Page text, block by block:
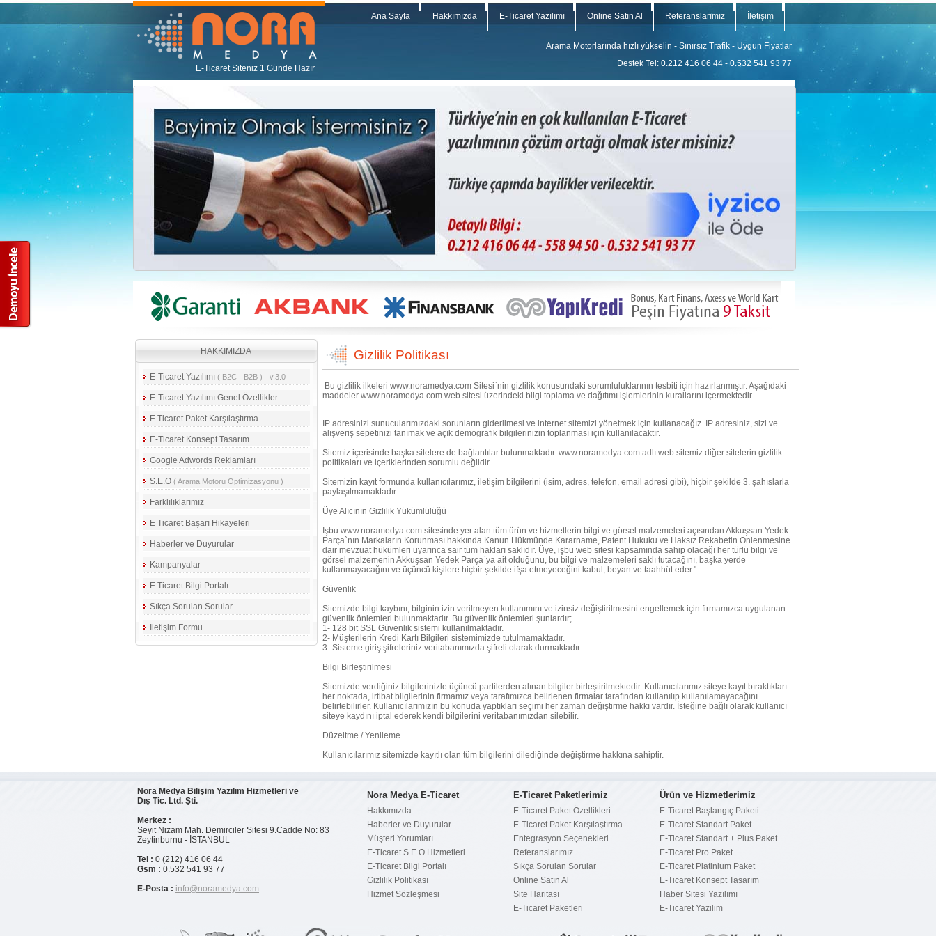
E-Ticaret Siteniz 1 Günde Hazır
Ana Sayfa Hakkımızda E-Ticaret Yazılımı Online Satın Al Referanslarımız İletişim
Arama Motorlarında hızlı yükselin - Sınırsız Trafik - Uygun Fiyatlar
Destek Tel: 0.212 416 06 44 - 0.532 541 93 77
HAKKIMIZDA
E-Ticaret Yazılımı ( B2C - B2B ) - v.3.0
E-Ticaret Yazılımı Genel Özellikler
E Ticaret Paket Karşılaştırma
E-Ticaret Konsept Tasarım
Google Adwords Reklamları
S.E.O ( Arama Motoru Optimizasyonu )
Farklılıklarımız
E Ticaret Başarı Hikayeleri
Haberler ve Duyurular
Kampanyalar
E Ticaret Bilgi Portalı
Sıkça Sorulan Sorular
İletişim Formu
Gizlilik Politikası
Bu gizlilik ilkeleri www.noramedya.com Sitesi`nin gizlilik konusundaki sorumluluklarının tesbiti için hazırlanmıştır. Aşağıdaki
maddeler www.noramedya.com web sitesi üzerindeki bilgi toplama ve dağıtımı işlemlerinin kurallarını içermektedir.
IP adresinizi sunucularımızdaki sorunların giderilmesi ve internet sitemizi yönetmek için kullanacağız. IP adresiniz, sizi ve
alışveriş sepetinizi tanımak ve açık demografik bilgilerinizin toplanması için kullanılacaktır.
Sitemiz içerisinde başka sitelere de bağlantılar bulunmaktadır. www.noramedya.com adlı web sitemiz diğer sitelerin gizlilik
politikaları ve içeriklerinden sorumlu değildir.
Sitemizin kayıt formunda kullanıcılarımız, iletişim bilgilerini (isim, adres, telefon, email adresi gibi), hiçbir şekilde 3. şahıslarla
paylaşılmamaktadır.
Üye Alıcının Gizlilik Yükümlülüğü
İşbu www.noramedya.com sitesinde yer alan tüm ürün ve hizmetlerin bilgi ve görsel malzemeleri açısından Akkuşsan Yedek
Parça`nın Markaların Korunması hakkında Kanun Hükmünde Kararname, Patent Hukuku ve Haksız Rekabetin Önlenmesine
dair mevzuat hükümleri uyarınca sair tüm hakları saklıdır. Üye, işbu web sitesi kapsamında sahip olacağı her türlü bilgi ve
görsel malzemenin Akkuşsan Yedek Parça`ya ait olduğunu, bu bilgi ve malzemeleri saklı tutacağını, başka yerde
kullanmayacağını ve üçüncü kişilere hiçbir şekilde ifşa etmeyeceğini kabul, beyan ve taahhüt eder."
Güvenlik
Sitemizde bilgi kaybını, bilginin izin verilmeyen kullanımını ve izinsiz değiştirilmesini engellemek için firmamızca uygulanan
güvenlik önlemleri bulunmaktadır. Bu güvenlik önlemleri şunlardır;
1- 128 bit SSL Güvenlik sistemi kullanılmaktadır.
2- Müşterilerin Kredi Kartı Bilgileri sistemimizde tutulmamaktadır.
3- Sisteme giriş şifreleriniz veritabanımızda şifreli olarak durmaktadır.
Bilgi Birleştirilmesi
Sitemizde verdiğiniz bilgilerinizle üçüncü partilerden alınan bilgiler birleştirilmektedir. Kullanıcılarımız siteye kayıt bıraktıkları
her noktada, irtibat bilgilerinin firmamız veya tarafımızca belirlenen firmalar tarafından kullanılıp kullanılamayacağını
belirtebilirler. Kullanıcılarımızın bu konuda yaptıkları seçimi her zaman değiştirme hakkı vardır. İsteğine bağlı olarak kullanıcı
siteye kaydını iptal ederek kendi bilgilerini veritabanımızdan silebilir.
Düzeltme / Yenileme
Kullanıcılarımız sitemizde kayıtlı olan tüm bilgilerini dilediğinde değiştirme hakkına sahiptir.
Nora Medya Bilişim Yazılım Hizmetleri ve
Dış Tic. Ltd. Şti.
Merkez :
Seyit Nizam Mah. Demirciler Sitesi 9.Cadde No: 83
Zeytinburnu - İSTANBUL
Tel : 0 (212) 416 06 44
Gsm : 0.532 541 93 77
E-Posta : info@noramedya.com
Nora Medya E-Ticaret
Hakkımızda
Haberler ve Duyurular
Müşteri Yorumları
E-Ticaret S.E.O Hizmetleri
E-Ticaret Bilgi Portalı
Gizlilik Politikası
Hizmet Sözleşmesi
E-Ticaret Paketlerimiz
E-Ticaret Paket Özellikleri
E-Ticaret Paket Karşılaştırma
Entegrasyon Seçenekleri
Referanslarımız
Sıkça Sorulan Sorular
Online Satın Al
Site Haritası
E-Ticaret Paketleri
Ürün ve Hizmetlerimiz
E-Ticaret Başlangıç Paketi
E-Ticaret Standart Paket
E-Ticaret Standart + Plus Paket
E-Ticaret Pro Paket
E-Ticaret Platinium Paket
E-Ticaret Konsept Tasarım
Haber Sitesi Yazılımı
E-Ticaret Yazilim